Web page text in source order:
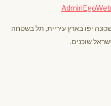
AdminEgoWeb
יפו בארץ עיריית, תל בשטחה
שוכנים.